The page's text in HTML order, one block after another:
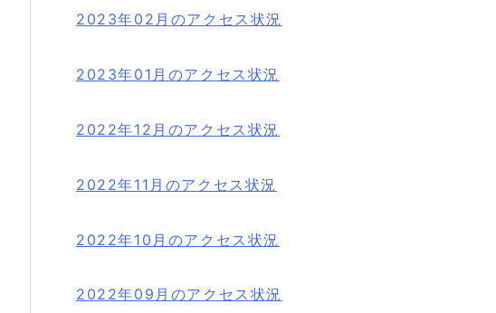
2023年02月のアクセス状況
2023年01月のアクセス状況
2022年12月のアクセス状況
2022年11月のアクセス状況
2022年10月のアクセス状況
2022年09月のアクセス状況